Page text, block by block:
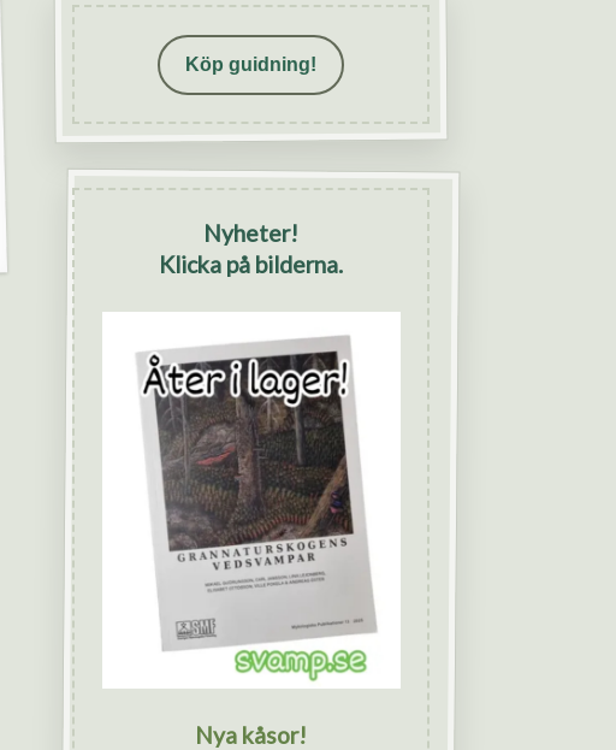
Köp guidning!
Nyheter!
Klicka på bilderna.
Nya kåsor!